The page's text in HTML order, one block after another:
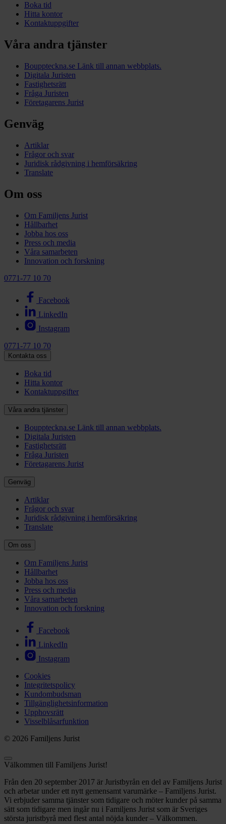
Boka tid
Hitta kontor
Kontaktuppgifter
Våra andra tjänster
Bouppteckna.se Länk till annan webbplats.
Digitala Juristen
Fastighetsrätt
Fråga Juristen
Företagarens Jurist
Genväg
Artiklar
Frågor och svar
Juridisk rådgivning i hemförsäkring
Translate
Om oss
Om Familjens Jurist
Hållbarhet
Jobba hos oss
Press och media
Våra samarbeten
Innovation och forskning
0771-77 10 70
Facebook
LinkedIn
Instagram
0771-77 10 70
Kontakta oss
Boka tid
Hitta kontor
Kontaktuppgifter
Våra andra tjänster
Bouppteckna.se Länk till annan webbplats.
Digitala Juristen
Fastighetsrätt
Fråga Juristen
Företagarens Jurist
Genväg
Artiklar
Frågor och svar
Juridisk rådgivning i hemförsäkring
Translate
Om oss
Om Familjens Jurist
Hållbarhet
Jobba hos oss
Press och media
Våra samarbeten
Innovation och forskning
Facebook
LinkedIn
Instagram
Cookies
Integritetspolicy
Kundombudsman
Tillgänglighetsinformation
Upphovsrätt
Visselblåsarfunktion
© 2026 Familjens Jurist
Välkommen till Familjens Jurist!
Från den 20 september 2017 är Juristbyrån en del av Familjens Jurist
och arbetar under ett nytt gemensamt varumärke – Familjens Jurist.
Vi erbjuder samma tjänster som tidigare och möter kunder på samma
sätt som tidigare men ingår nu i Familjens Jurist som är Sveriges
största juristbyrå med flest antal nöjda kunder – Välkommen.